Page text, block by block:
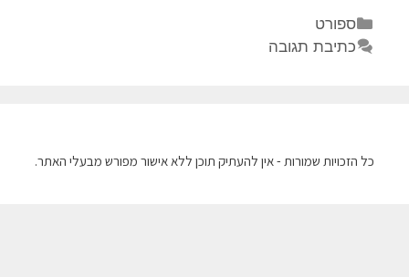
ספורט
כתיבת תגובה
כל הזכויות שמורות - אין להעתיק תוכן ללא אישור מפורש מבעלי האתר.